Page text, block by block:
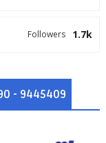
1.7k
Followers
- 9445409